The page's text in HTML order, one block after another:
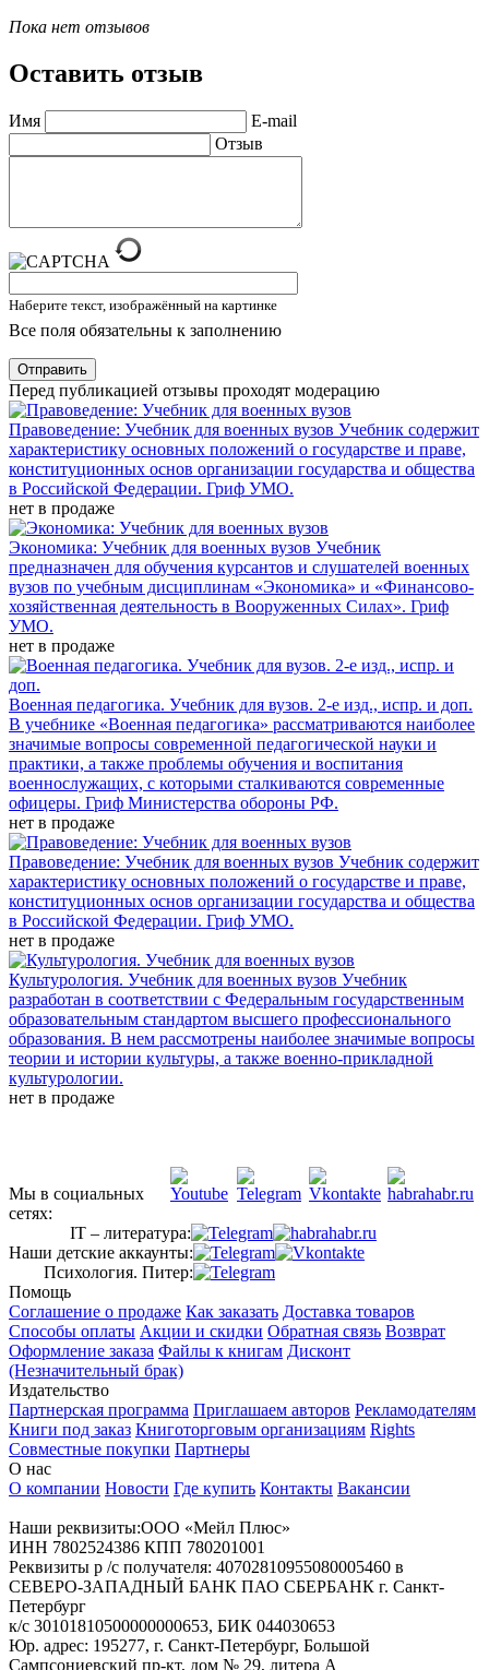
Пока нет отзывов
Оставить отзыв
Имя
E-mail
Отзыв
Наберите текст, изображённый на картинке
Все поля обязательны к заполнению
Отправить
Перед публикацией отзывы проходят модерацию
Правоведение: Учебник для военных вузов Учебник содержит
характеристику основных положений о государстве и праве,
конституционных основ организации государства и общества
в Российской Федерации. Гриф УМО.
нет в продаже
Экономика: Учебник для военных вузов Учебник
предназначен для обучения курсантов и слушателей военных
вузов по учебным дисциплинам «Экономика» и «Финансово-
хозяйственная деятельность в Вооруженных Силах». Гриф
УМО.
нет в продаже
Военная педагогика. Учебник для вузов. 2-е изд., испр. и доп.
В учебнике «Военная педагогика» рассматриваются наиболее
значимые вопросы современной педагогической науки и
практики, а также проблемы обучения и воспитания
военнослужащих, с которыми сталкиваются современные
офицеры. Гриф Министерства обороны РФ.
нет в продаже
Правоведение: Учебник для военных вузов Учебник содержит
характеристику основных положений о государстве и праве,
конституционных основ организации государства и общества
в Российской Федерации. Гриф УМО.
нет в продаже
Культурология. Учебник для военных вузов Учебник
разработан в соответствии с Федеральным государственным
образовательным стандартом высшего профессионального
образования. В нем рассмотрены наиболее значимые вопросы
теории и истории культуры, а также военно-прикладной
культурологии.
нет в продаже
Мы в социальных
сетях:
IT – литература:
Наши детские аккаунты:
Психология. Питер:
Помощь
Соглашение о продаже Как заказать Доставка товаров
Способы оплаты Акции и скидки Обратная связь Возврат
Оформление заказа Файлы к книгам Дисконт
(Незначительный брак)
Издательство
Партнерская программа Приглашаем авторов Рекламодателям
Книги под заказ Книготорговым организациям Rights
Совместные покупки Партнеры
О нас
О компании Новости Где купить Контакты Вакансии
Наши реквизиты:ООО «Мейл Плюс»
ИНН 7802524386 КПП 780201001
Реквизиты р /с получателя: 40702810955080005460 в
СЕВЕРО-ЗАПАДНЫЙ БАНК ПАО СБЕРБАНК г. Санкт-
Петербург
к/с 30101810500000000653, БИК 044030653
Юр. адрес: 195277, г. Санкт-Петербург, Большой
Сампсониевский пр-кт, дом № 29, литера А